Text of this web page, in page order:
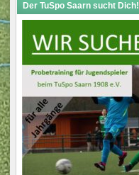
Der TuSpo Saarn sucht Dich!